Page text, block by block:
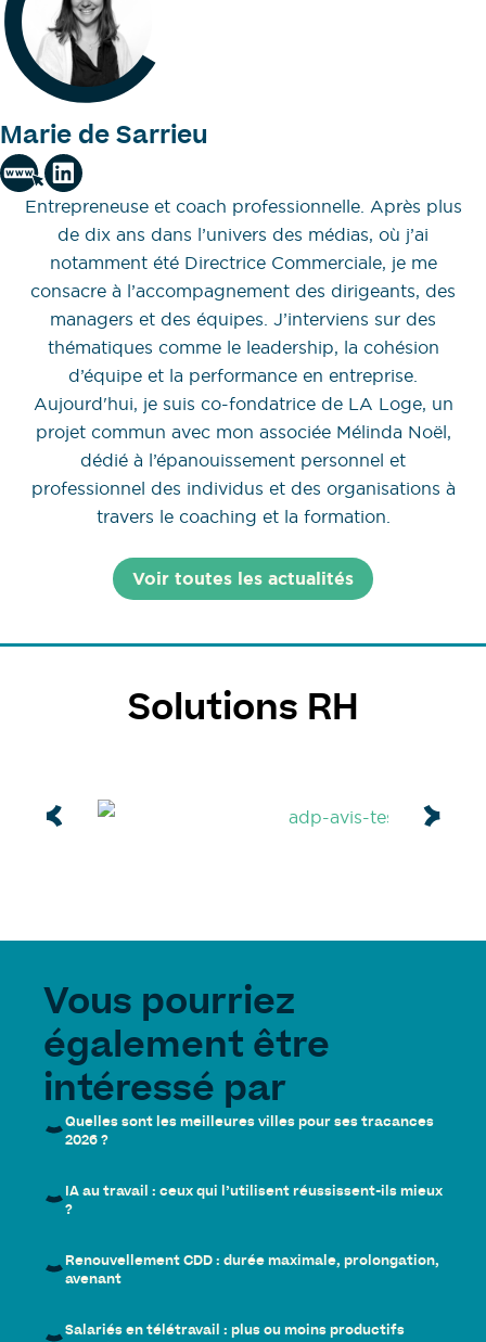
Marie de Sarrieu
Entrepreneuse et coach professionnelle. Après plus
de dix ans dans l’univers des médias, où j’ai
notamment été Directrice Commerciale, je me
consacre à l’accompagnement des dirigeants, des
managers et des équipes. J’interviens sur des
thématiques comme le leadership, la cohésion
d’équipe et la performance en entreprise.
Aujourd'hui, je suis co-fondatrice de LA Loge, un
projet commun avec mon associée Mélinda Noël,
dédié à l’épanouissement personnel et
professionnel des individus et des organisations à
travers le coaching et la formation.
Voir toutes les actualités
Solutions RH
Vous pourriez
également être
intéressé par
Quelles sont les meilleures villes pour ses tracances
2026 ?
IA au travail : ceux qui l’utilisent réussissent-ils mieux
?
Renouvellement CDD : durée maximale, prolongation,
avenant
Salariés en télétravail : plus ou moins productifs